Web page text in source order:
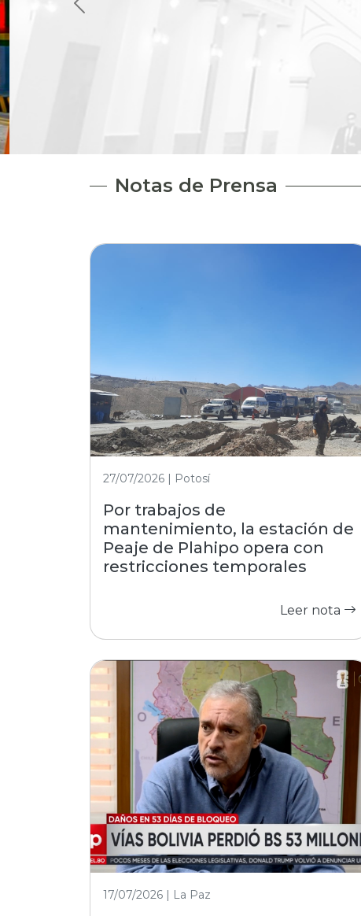
Notas de Prensa
27/07/2026 | Potosí
Por trabajos de
mantenimiento, la estación de
Peaje de Plahipo opera con
restricciones temporales
Leer nota
17/07/2026 | La Paz